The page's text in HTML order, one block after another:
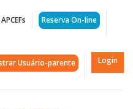
Reserva On-line
Usuário-parente Login